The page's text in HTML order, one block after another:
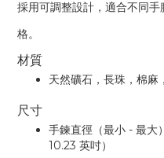
採用可調整設計，適合不同
格。
材質
天然礦石，長珠，棉麻
尺寸
手鍊直徑（最小 - 最大
10.23 英吋）